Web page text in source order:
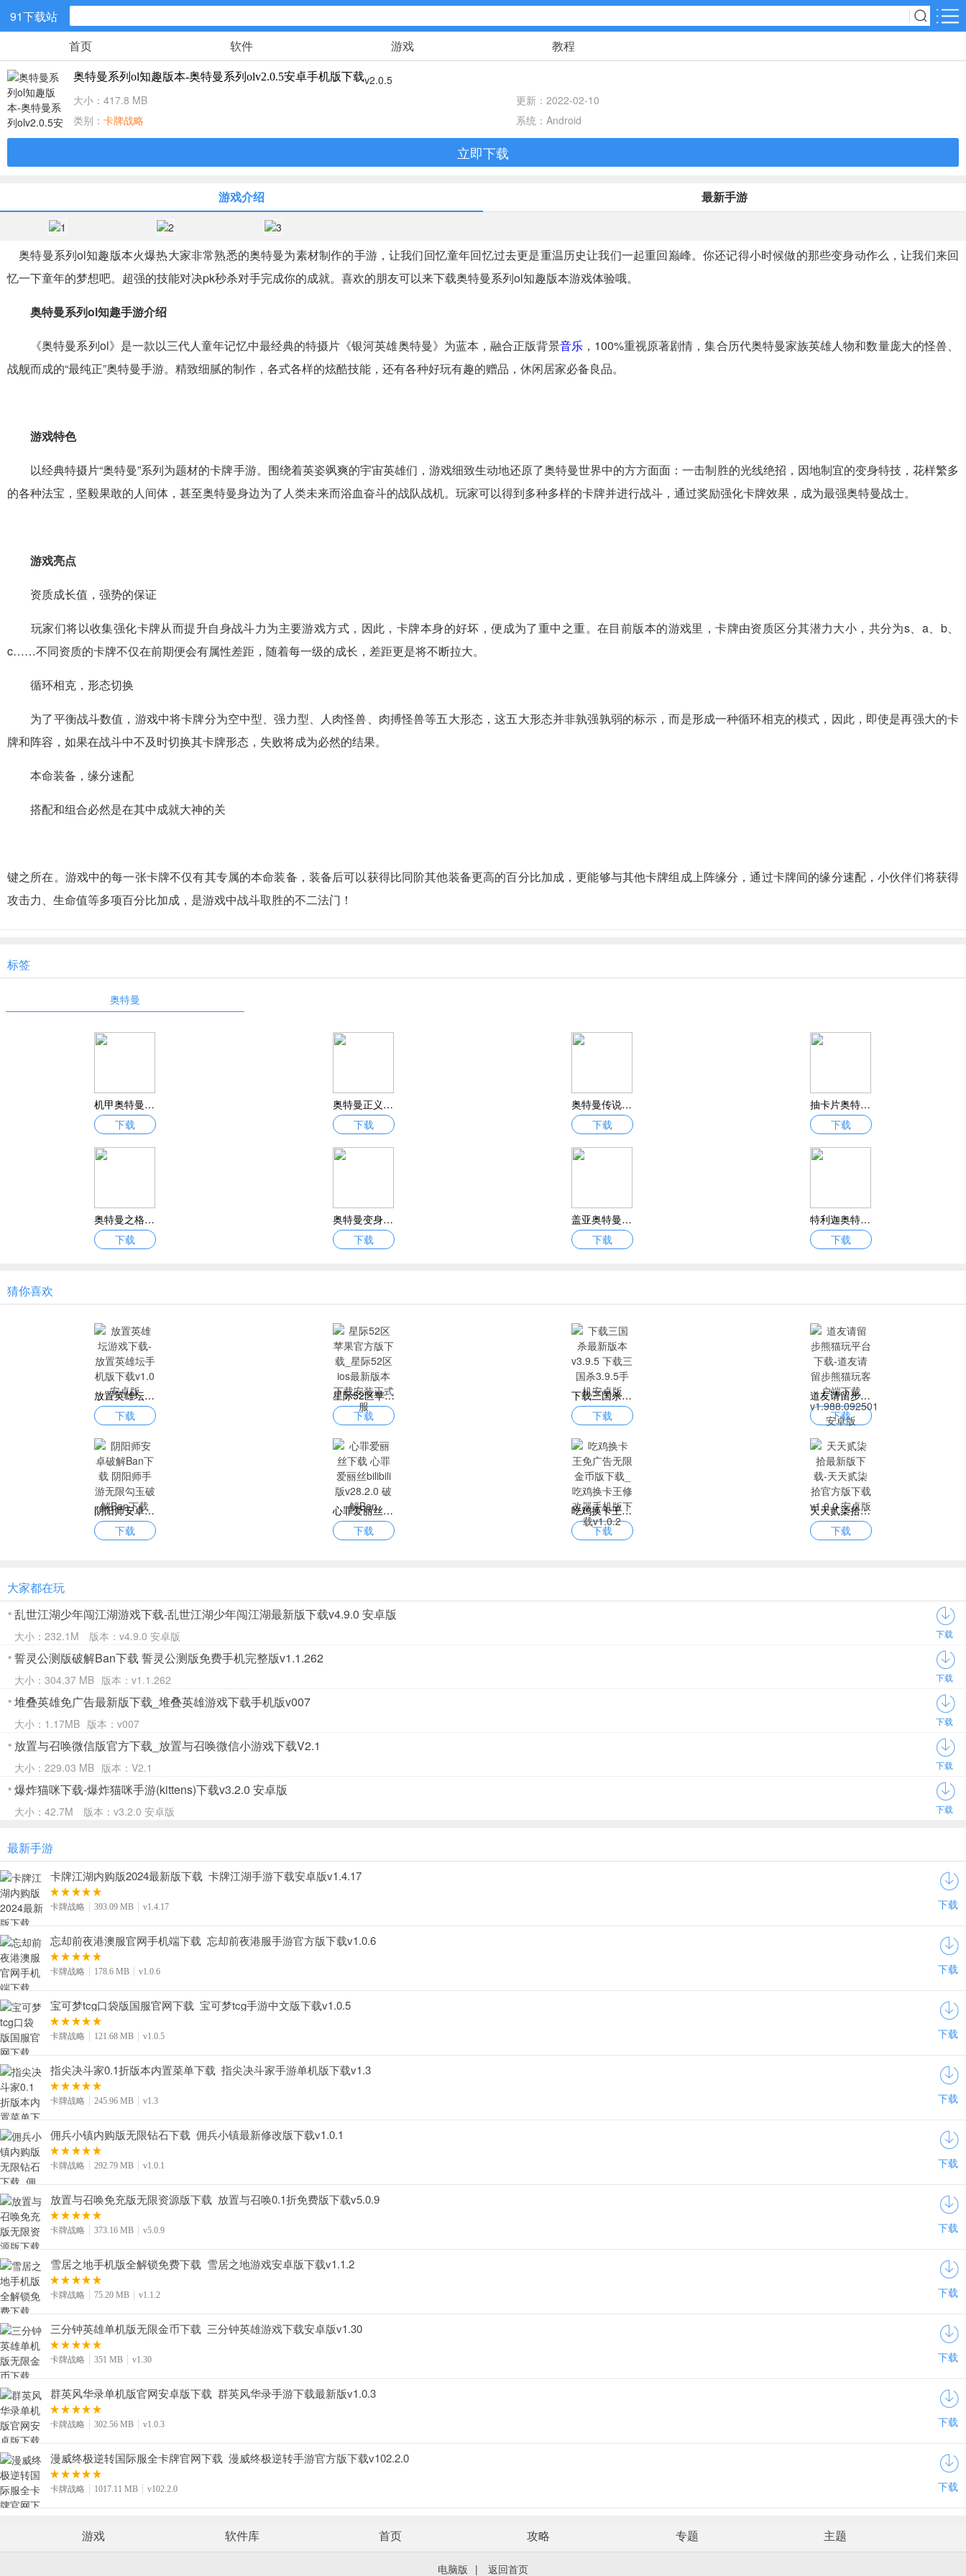
91下载站
网游分类
儿童教育
射击吃鸡 传奇游戏 卡牌战略
首页 软件 游戏 教程
奥特曼系列ol知趣版本-奥特曼系列olv2.0.5安卓手机版下载v2.0.5
大小：417.8 MB
更新：2022-02-10
类别： 卡牌战略 系统：Android
立即下载
游戏介绍 最新手游
奥特曼系列ol知趣版本火爆热大家非常熟悉的奥特曼为素材制作的手游，让我们回忆童年回忆过去更是重温历史让我们一起重回巅峰。你还记得小时候做的那些变身动作么，让我们来回
忆一下童年的梦想吧。超强的技能对决pk秒杀对手完成你的成就。喜欢的朋友可以来下载奥特曼系列ol知趣版本游戏体验哦。
奥特曼系列ol知趣手游介绍
《奥特曼系列ol》是一款以三代人童年记忆中最经典的特摄片《银河英雄奥特曼》为蓝本，融合正版背景音乐，100%重视原著剧情，集合历代奥特曼家族英雄人物和数量庞大的怪兽、
战舰而成的“最纯正”奥特曼手游。精致细腻的制作，各式各样的炫酷技能，还有各种好玩有趣的赠品，休闲居家必备良品。
游戏特色
以经典特摄片“奥特曼”系列为题材的卡牌手游。围绕着英姿飒爽的宇宙英雄们，游戏细致生动地还原了奥特曼世界中的方方面面：一击制胜的光线绝招，因地制宜的变身特技，花样繁多
的各种法宝，坚毅果敢的人间体，甚至奥特曼身边为了人类未来而浴血奋斗的战队战机。玩家可以得到多种多样的卡牌并进行战斗，通过奖励强化卡牌效果，成为最强奥特曼战士。
游戏亮点
资质成长值，强势的保证
玩家们将以收集强化卡牌从而提升自身战斗力为主要游戏方式，因此，卡牌本身的好坏，便成为了重中之重。在目前版本的游戏里，卡牌由资质区分其潜力大小，共分为s、a、b、
c……不同资质的卡牌不仅在前期便会有属性差距，随着每一级的成长，差距更是将不断拉大。
循环相克，形态切换
为了平衡战斗数值，游戏中将卡牌分为空中型、强力型、人肉怪兽、肉搏怪兽等五大形态，这五大形态并非孰强孰弱的标示，而是形成一种循环相克的模式，因此，即使是再强大的卡
牌和阵容，如果在战斗中不及时切换其卡牌形态，失败将成为必然的结果。
本命装备，缘分速配
搭配和组合必然是在其中成就大神的关
键之所在。游戏中的每一张卡牌不仅有其专属的本命装备，装备后可以获得比同阶其他装备更高的百分比加成，更能够与其他卡牌组成上阵缘分，通过卡牌间的缘分速配，小伙伴们将获得
攻击力、生命值等多项百分比加成，是游戏中战斗取胜的不二法门！
标签
奥特曼
机甲奥特曼安卓中文完整版下载 机甲奥特曼最新无限钻石金币内购破解Ban1.2.9
下载
奥特曼正义降临安卓最新中文完整版下载 奥特曼正义降临无限金币钻石内购破解Ban1.3.9
下载
奥特曼传说之战安卓完整版下载 奥特曼传说之战官方正式版2.0
下载
抽卡片奥特曼安卓完整版下载 抽卡片奥特曼最新官方正式版v1.0
下载
奥特曼之格斗超人安卓联机测试版下载 奥特曼之格斗超人最新官方完整版v1.8.7
下载
奥特曼变身腰带安卓中文内测版下载 奥特曼变身腰带最新官方完整版v1.1
下载
盖亚奥特曼格斗安卓汉化整合版下载 盖亚奥特曼格斗最新官方完整版v1.1
下载
特利迦奥特曼模拟器最新版下载-特利迦奥特曼模拟器安卓版游戏v1.0.0
下载
猜你喜欢
放置英雄坛游戏下载-放置英雄坛手机版下载v1.0 安卓版
下载
星际52区苹果官方版下载_星际52区ios最新版本下载安装正式服
下载
下载三国杀最新版本v3.9.5 下载三国杀3.9.5手机安卓版
下载
道友请留步熊猫玩平台下载-道友请留步熊猫玩客户端下载v1.988.092501 安卓版
下载
阴阳师安卓破解Ban下载 阴阳师手游无限勾玉破解Ban下载
下载
心罪爱丽丝下载 心罪爱丽丝bilibili版v28.2.0 破解Ban
下载
吃鸡换卡王免广告无限金币版下载_吃鸡换卡王修改器手机版下载v1.0.2
下载
天天贰柒拾最新版下载-天天贰柒拾官方版下载v1.0.0 安卓版
下载
大家都在玩
乱世江湖少年闯江湖游戏下载-乱世江湖少年闯江湖最新版下载v4.9.0 安卓版
大小：232.1M 版本：v4.9.0 安卓版 下载
誓灵公测版破解Ban下载 誓灵公测版免费手机完整版v1.1.262
大小：304.37 MB 版本：v1.1.262 下载
堆叠英雄免广告最新版下载_堆叠英雄游戏下载手机版v007
大小：1.17MB 版本：v007 下载
放置与召唤微信版官方下载_放置与召唤微信小游戏下载V2.1
大小：229.03 MB 版本：V2.1 下载
爆炸猫咪下载-爆炸猫咪手游(kittens)下载v3.2.0 安卓版
大小：42.7M 版本：v3.2.0 安卓版 下载
最新手游
卡牌江湖内购版2024最新版下载_卡牌江湖手游下载安卓版v1.4.17
卡牌战略 393.09 MB v1.4.17 下载
忘却前夜港澳服官网手机端下载_忘却前夜港服手游官方版下载v1.0.6
卡牌战略 178.6 MB v1.0.6 下载
宝可梦tcg口袋版国服官网下载_宝可梦tcg手游中文版下载v1.0.5
卡牌战略 121.68 MB v1.0.5 下载
指尖决斗家0.1折版本内置菜单下载_指尖决斗家手游单机版下载v1.3
卡牌战略 245.96 MB v1.3 下载
佣兵小镇内购版无限钻石下载_佣兵小镇最新修改版下载v1.0.1
卡牌战略 292.79 MB v1.0.1 下载
放置与召唤免充版无限资源版下载_放置与召唤0.1折免费版下载v5.0.9
卡牌战略 373.16 MB v5.0.9 下载
雪居之地手机版全解锁免费下载_雪居之地游戏安卓版下载v1.1.2
卡牌战略 75.20 MB v1.1.2 下载
三分钟英雄单机版无限金币下载_三分钟英雄游戏下载安卓版v1.30
卡牌战略 351 MB v1.30 下载
群英风华录单机版官网安卓版下载_群英风华录手游下载最新版v1.0.3
卡牌战略 302.56 MB v1.0.3 下载
漫威终极逆转国际服全卡牌官网下载_漫威终极逆转手游官方版下载v102.2.0
卡牌战略 1017.11 MB v102.2.0 下载
游戏 软件库 首页 攻略 专题 主题
电脑版 | 返回首页